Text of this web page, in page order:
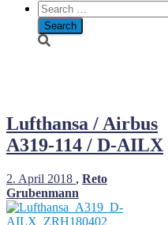
Search
for:
Lufthansa / Airbus
A319-114 / D-AILX
2. April 2018 , Reto
Grubenmann